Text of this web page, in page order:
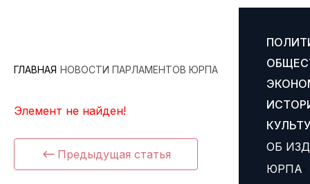
ОБ
ЮРПА
ГЛАВНАЯ НОВОСТИ ПАРЛАМЕНТОВ ЮРПА
Элемент не найден!
Предыдущая статья